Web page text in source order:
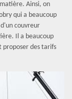
Ainsi, on
qui a beaucoup
couvreur
Il a beaucoup
proposer des tarifs